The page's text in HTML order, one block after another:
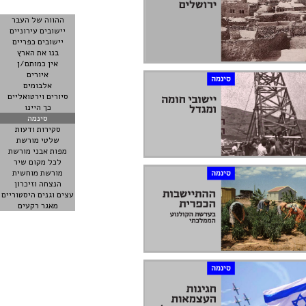
ההווה של העבר
יישובים עירוניים
יישובים כפריים
בנו את הארץ
אין כמותם/ן
איורים
אלבומים
סיורים וירטואליים
כך היינו
סינמה
סקירות ודעות
שלטי מורשת
מפות אבני מורשת
לכל מקום שיר
מורשת מוחשית
הנצחה וזיכרון
עצים וגנים היסטוריים
מאגר רקעים